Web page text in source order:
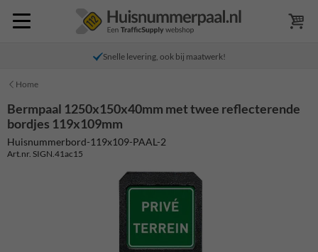
Snelle levering, ook bij maatwerk!
Home
Bermpaal 1250x150x40mm met twee reflecterende
bordjes 119x109mm
Huisnummerbord-119x109-PAAL-2
Art.nr. SIGN.41ac15